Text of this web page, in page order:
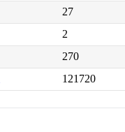
27
2
270
121720